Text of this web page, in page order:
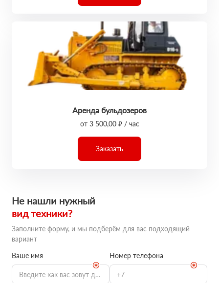
Аренда бульдозеров
от 3 500,00 ₽ / час
Заказать
Не нашли нужный
вид техники?
Заполните форму, и мы подберём для вас подходящий
вариант
Ваше имя
Номер телефона